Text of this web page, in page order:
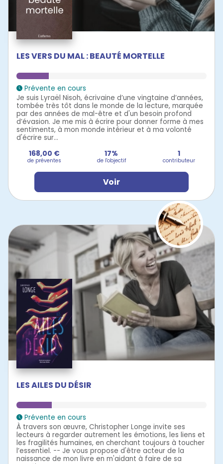
LES VERS DU MAL : BEAUTÉ MORTELLE
Prévente en cours
Je suis Lyraël Nisoh, écrivaine d’une vingtaine d’années,
tombée très tôt dans le monde de la lecture, marquée
par des années de mal-être et d'un besoin profond
d’évasion. Je me mis à écrire pour donner forme à mes
sentiments, à mon monde intérieur et à ma volonté
d'écrire sur...
168,00 €
de préventes
17%
de l'objectif
1
contributeur
Voir
LES AILES DU DÉSIR
Prévente en cours
À travers son œuvre, Christopher Longe invite ses
lecteurs à regarder autrement les émotions, les liens et
les fragilités humaines, en cherchant toujours à toucher
l’essentiel. -- Je vous propose d'être acteur de la
naissance de mon livre en m'aidant à faire de sa